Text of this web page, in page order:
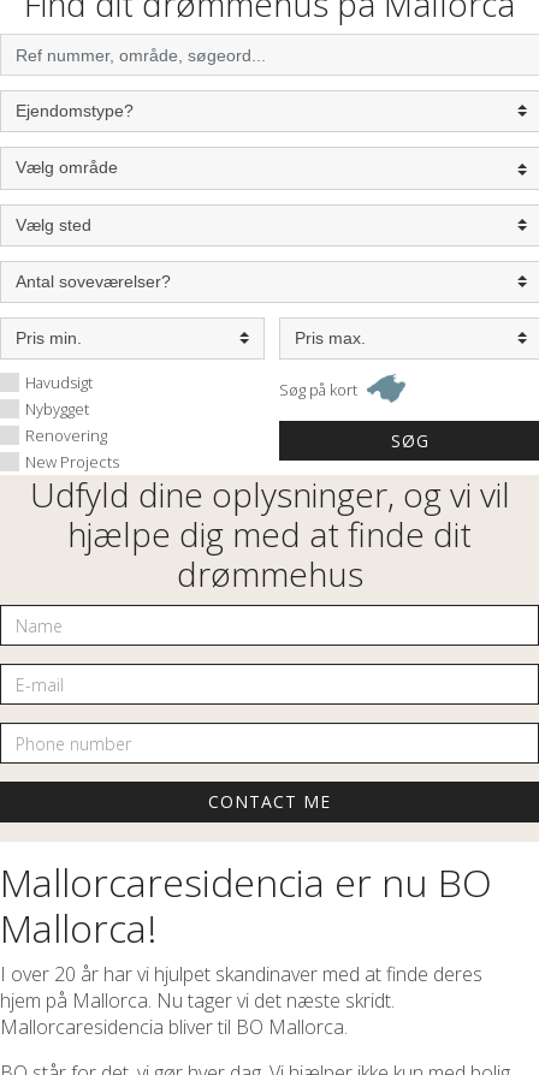
Havudsigt
Nybygget
Renovering
New Projects
Søg på kort
Udfyld dine oplysninger, og vi vil
hjælpe dig med at finde dit
drømmehus
Name
E-mail
Phone number
Mallorcaresidencia er nu BO
Mallorca!
I over 20 år har vi hjulpet skandinaver med at finde deres
hjem på Mallorca. Nu tager vi det næste skridt.
Mallorcaresidencia bliver til BO Mallorca.